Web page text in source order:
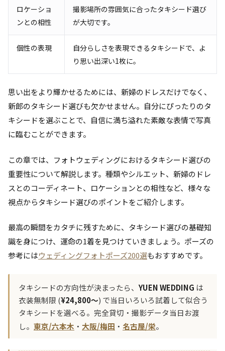
ロケーショ
ンとの相性
撮影場所の雰囲気に合ったタキシード選び
が大切です。
個性の表現
自分らしさを表現できるタキシードで、よ
り思い出深い1枚に。
思い出をより輝かせるためには、新婦のドレスだけでなく、
新郎のタキシード選びも欠かせません。自分にぴったりのタ
キシードを選ぶことで、自信に満ち溢れた素敵な表情で写真
に臨むことができます。
この章では、フォトウェディングにおけるタキシード選びの
重要性について解説します。種類やシルエット、新婦のドレ
スとのコーディネート、ロケーションとの相性など、様々な
視点からタキシード選びのポイントをご紹介します。
最高の瞬間をカタチに残すために、タキシード選びの基礎知
識を身につけ、運命の1着を見つけていきましょう。ポーズの
参考にはウェディングフォトポーズ200選もおすすめです。
タキシードの方向性が決まったら、 YUEN WEDDING は
衣装無制限 (¥24,800〜) で当日いろいろ試着して似合う
タキシードを選べる。完全貸切・撮影データ当日お渡
し。 東京/六本木 ・ 大阪/梅田 ・ 名古屋/栄。